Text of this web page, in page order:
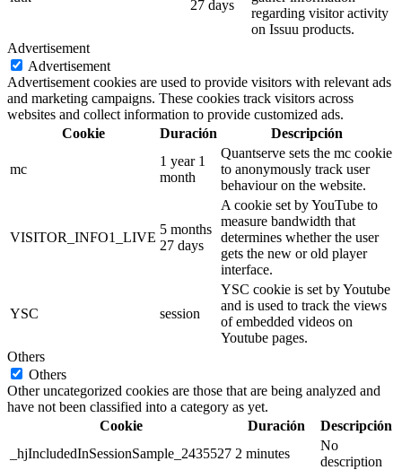
27 days
regarding visitor activity
on Issuu products.
Advertisement
Advertisement
Advertisement cookies are used to provide visitors with relevant ads
and marketing campaigns. These cookies track visitors across
websites and collect information to provide customized ads.
Cookie
Duración Descripción
mc
1 year 1
month
Quantserve sets the mc cookie
to anonymously track user
behaviour on the website.
VISITOR_INFO1_LIVE
5 months
27 days
A cookie set by YouTube to
measure bandwidth that
determines whether the user
gets the new or old player
interface.
YSC session
YSC cookie is set by Youtube
and is used to track the views
of embedded videos on
Youtube pages.
Others
Others
Other uncategorized cookies are those that are being analyzed and
have not been classified into a category as yet.
Cookie
Duración
Descripción
_hjIncludedInSessionSample_2435527 2 minutes
No
description